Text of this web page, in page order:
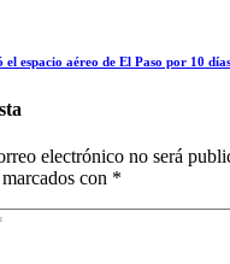
espacio aéreo de El Paso por 10
electrónico no será
con *